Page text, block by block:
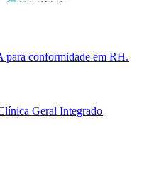
para conformidade em RH.​​
Geral Integrado​​